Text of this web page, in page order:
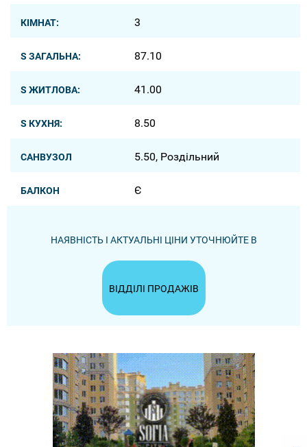
КІМНАТ: 3
S ЗАГАЛЬНА: 87.10
S ЖИТЛОВА: 41.00
S КУХНЯ: 8.50
САНВУЗОЛ 5.50, Роздільний
БАЛКОН Є
НАЯВНІСТЬ І АКТУАЛЬНІ ЦІНИ УТОЧНЮЙТЕ В
ВІДДІЛІ ПРОДАЖІВ